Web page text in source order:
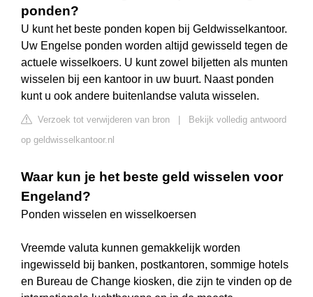
ponden?
U kunt het beste ponden kopen bij Geldwisselkantoor.
Uw Engelse ponden worden altijd gewisseld tegen de
actuele wisselkoers. U kunt zowel biljetten als munten
wisselen bij een kantoor in uw buurt. Naast ponden
kunt u ook andere buitenlandse valuta wisselen.
Verzoek tot verwijderen van bron
Bekijk volledig antwoord
op geldwisselkantoor.nl
Waar kun je het beste geld wisselen voor
Engeland?
Ponden wisselen en wisselkoersen
Vreemde valuta kunnen gemakkelijk worden
ingewisseld bij banken, postkantoren, sommige hotels
en Bureau de Change kiosken, die zijn te vinden op de